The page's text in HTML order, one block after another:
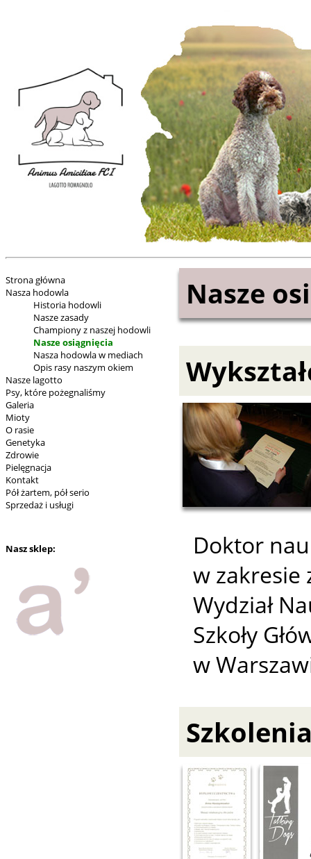
Strona główna
Nasza hodowla
Historia hodowli
Nasze zasady
Championy z naszej hodowli
Nasze osiągnięcia
Nasza hodowla w mediach
Opis rasy naszym okiem
Nasze lagotto
Psy, które pożegnaliśmy
Galeria
Mioty
O rasie
Genetyka
Zdrowie
Pielęgnacja
Kontakt
Pół żartem, pół serio
Sprzedaż i usługi
Nasz sklep:
Nasze
Doktor
w zakresie
Wydział
Szkoły
w